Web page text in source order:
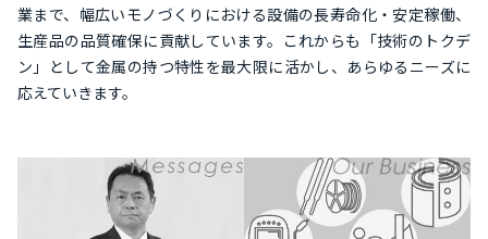
業まで、幅広いモノづくりにおける設備の長寿命化・安定稼働、
生産品の品質確保に貢献しています。これからも「技術のトクデ
ン」として金属の持つ特性を最大限に活かし、あらゆるニーズに
応えていきます。